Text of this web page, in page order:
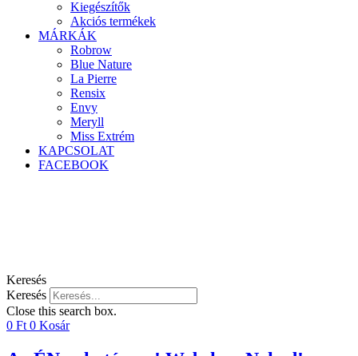
Kiegészítők
Akciós termékek
MÁRKÁK
Robrow
Blue Nature
La Pierre
Rensix
Envy
Meryll
Miss Extrém
KAPCSOLAT
FACEBOOK
Keresés
Keresés
Close this search box.
0 Ft 0 Kosár